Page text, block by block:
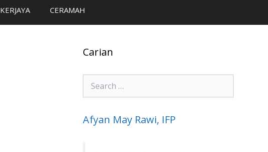
KERJAYA CERAMAH
Carian
Search
for:
Afyan May Rawi, IFP